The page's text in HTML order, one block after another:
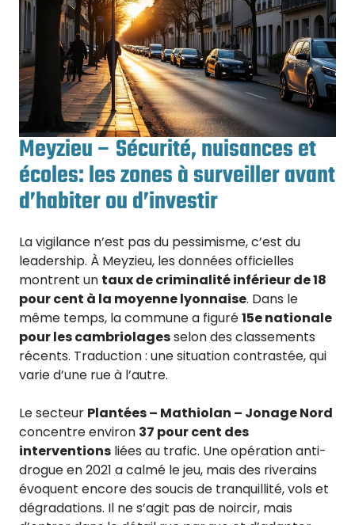
Meyzieu – Sécurité, nuisances et
écoles: les zones à surveiller avant
d’habiter ou d’investir
La vigilance n’est pas du pessimisme, c’est du
leadership. À Meyzieu, les données officielles
montrent un taux de criminalité inférieur de 18
pour cent à la moyenne lyonnaise. Dans le
même temps, la commune a figuré15e nationale
pour les cambriolagesselon des classements
récents. Traduction : une situation contrastée, qui
varie d’une rue à l’autre.
Le secteur Plantées – Mathiolan – Jonage Nord
concentre environ 37 pour cent des
interventions liées au trafic. Une opération anti-
drogue en 2021 a calmé le jeu, mais des riverains
évoquent encore des soucis de tranquillité, vols et
dégradations. Il ne s’agit pas de noircir, mais